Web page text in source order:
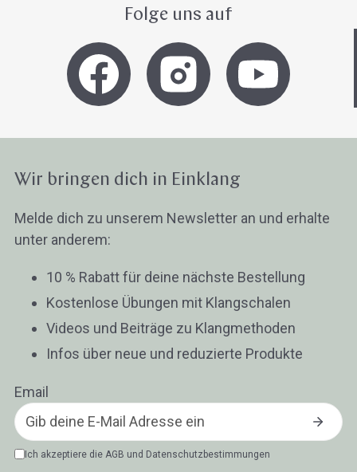
Folge uns auf
Wir bringen dich in Einklang
Melde dich zu unserem Newsletter an und erhalte
unter anderem:
10 % Rabatt für deine nächste Bestellung
Kostenlose Übungen mit Klangschalen
Videos und Beiträge zu Klangmethoden
Infos über neue und reduzierte Produkte
Email
Ich akzeptiere die AGB und Datenschutzbestimmungen
Hast du heute gefunden, was du
Ja sofort Ja mit Umwegen
Klangschalen Gongs
Handy Computer Tablet